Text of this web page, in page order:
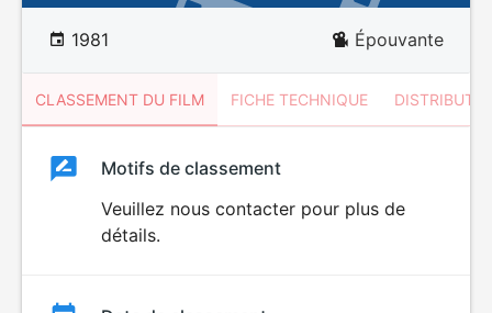
1981 Épouvante
CLASSEMENT DU FILM FICHE TECHNIQUE
ClassementClassement
Motifs de classement
Veuillez nous contacter pour plus de
détails.